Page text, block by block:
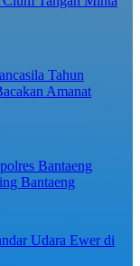
Tahun
Amanat
Bantaeng
Bantaeng
Udara Ewer di